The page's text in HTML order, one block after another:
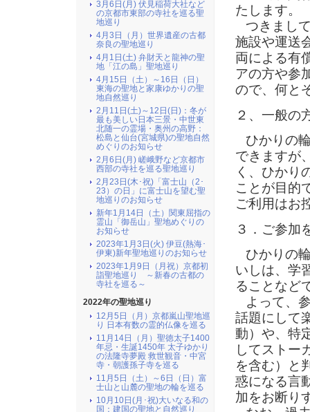
たします。
つきまし
施設や運送
両による有
アの方や参
ので、何と
２、一般の
ひかりの
できますが
く、ひかり
ことが目的
ご利用はお
３．ご参加
ひかりの
いしは、学
ることなど
よって、
話題にして
動）や、特
してストー
を含む）と
惑になる言
加をお断り
3月6日(月) 伏見稲荷大社など
の京都市東部の寺社を巡る聖
地巡り
4月3日（月）世界遺産の古都
奈良の聖地巡り
4月1日(土) 弁財天と龍神の聖
地「江の島」聖地巡り
4月15日（土）～16日（日）
東海の聖地と家康ゆかりの聖
地自然巡り
2月11日(土)～12日(日)：冬が
最も美しい日本三景・中世東
北随一の霊場・奥州の高野：
松島と仙台(宮城県)の聖地自然
めぐりのお知らせ
2月6日(月) 嵯峨野など京都市
西部の寺社を巡る聖地巡り
2月23日(木･祝)「富士山（2･
23）の日」に富士山を望む聖
地巡りのお知らせ
新年1月14日（土）関東屈指の
霊山「御岳山」聖地めぐりの
お知らせ
2023年1月3日(火) 伊豆(熱海･
伊東)新年聖地巡りのお知らせ
2023年1月9日（月祝）京都初
詣聖地巡り ～新春の古都の
寺社を巡る～
2022年の聖地巡り
12月5日（月）京都嵐山聖地巡
り 日本有数の霊的仏像を巡る
11月14日（月）聖徳太子1400
年忌・生誕1450年 太子ゆかり
の法隆寺夢殿 救世観音・中宮
寺・朝護孫子寺を巡る
11月5日（土）～6日（日）富
士山と山麓の聖地の輪を巡る
10月10日(月･祝)大いなる和の
国：建国の聖地と自然巡り